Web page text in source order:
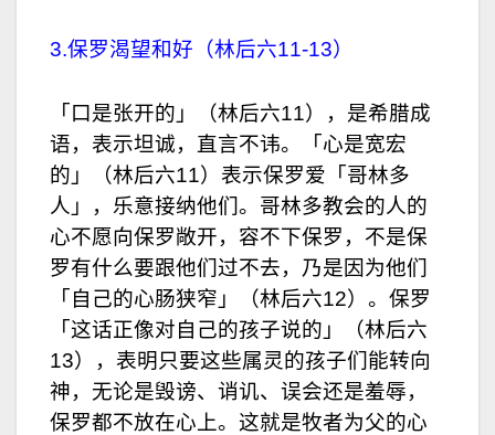
3.保罗渴望和好（林后六11-13）
「口是张开的」（林后六11），是希腊成
语，表示坦诚，直言不讳。「心是宽宏
的」（林后六11）表示保罗爱「哥林多
人」，乐意接纳他们。哥林多教会的人的
心不愿向保罗敞开，容不下保罗，不是保
罗有什么要跟他们过不去，乃是因为他们
「自己的心肠狭窄」（林后六12）。保罗
「这话正像对自己的孩子说的」（林后六
13），表明只要这些属灵的孩子们能转向
神，无论是毁谤、诮讥、误会还是羞辱，
保罗都不放在心上。这就是牧者为父的心